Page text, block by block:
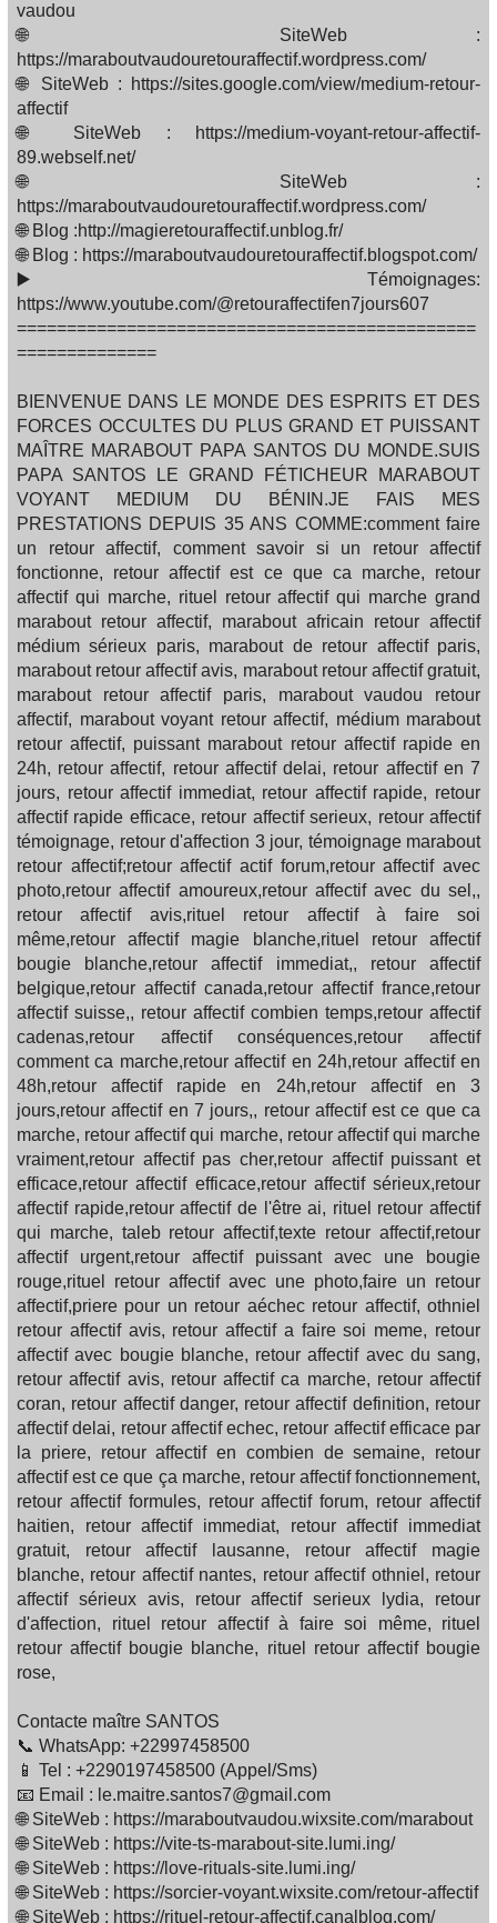
vaudou
🌐 SiteWeb :
https://maraboutvaudouretouraffectif.wordpress.com/
🌐 SiteWeb : https://sites.google.com/view/medium-retour-
affectif
🌐 SiteWeb : https://medium-voyant-retour-affectif-
89.webself.net/
🌐 SiteWeb :
https://maraboutvaudouretouraffectif.wordpress.com/
🌐 Blog :http://magieretouraffectif.unblog.fr/
🌐 Blog : https://maraboutvaudouretouraffectif.blogspot.com/
▶️ Témoignages:
https://www.youtube.com/@retouraffectifen7jours607
==============================================
==============
BIENVENUE DANS LE MONDE DES ESPRITS ET DES
FORCES OCCULTES DU PLUS GRAND ET PUISSANT
MAÎTRE MARABOUT PAPA SANTOS DU MONDE.SUIS
PAPA SANTOS LE GRAND FÉTICHEUR MARABOUT
VOYANT MEDIUM DU BÉNIN.JE FAIS MES
PRESTATIONS DEPUIS 35 ANS COMME:comment faire
un retour affectif, comment savoir si un retour affectif
fonctionne, retour affectif est ce que ca marche, retour
affectif qui marche, rituel retour affectif qui marche grand
marabout retour affectif, marabout africain retour affectif
médium sérieux paris, marabout de retour affectif paris,
marabout retour affectif avis, marabout retour affectif gratuit,
marabout retour affectif paris, marabout vaudou retour
affectif, marabout voyant retour affectif, médium marabout
retour affectif, puissant marabout retour affectif rapide en
24h, retour affectif, retour affectif delai, retour affectif en 7
jours, retour affectif immediat, retour affectif rapide, retour
affectif rapide efficace, retour affectif serieux, retour affectif
témoignage, retour d'affection 3 jour, témoignage marabout
retour affectif;retour affectif actif forum,retour affectif avec
photo,retour affectif amoureux,retour affectif avec du sel,,
retour affectif avis,rituel retour affectif à faire soi
même,retour affectif magie blanche,rituel retour affectif
bougie blanche,retour affectif immediat,, retour affectif
belgique,retour affectif canada,retour affectif france,retour
affectif suisse,, retour affectif combien temps,retour affectif
cadenas,retour affectif conséquences,retour affectif
comment ca marche,retour affectif en 24h,retour affectif en
48h,retour affectif rapide en 24h,retour affectif en 3
jours,retour affectif en 7 jours,, retour affectif est ce que ca
marche, retour affectif qui marche, retour affectif qui marche
vraiment,retour affectif pas cher,retour affectif puissant et
efficace,retour affectif efficace,retour affectif sérieux,retour
affectif rapide,retour affectif de l'être ai, rituel retour affectif
qui marche, taleb retour affectif,texte retour affectif,retour
affectif urgent,retour affectif puissant avec une bougie
rouge,rituel retour affectif avec une photo,faire un retour
affectif,priere pour un retour aéchec retour affectif, othniel
retour affectif avis, retour affectif a faire soi meme, retour
affectif avec bougie blanche, retour affectif avec du sang,
retour affectif avis, retour affectif ca marche, retour affectif
coran, retour affectif danger, retour affectif definition, retour
affectif delai, retour affectif echec, retour affectif efficace par
la priere, retour affectif en combien de semaine, retour
affectif est ce que ça marche, retour affectif fonctionnement,
retour affectif formules, retour affectif forum, retour affectif
haitien, retour affectif immediat, retour affectif immediat
gratuit, retour affectif lausanne, retour affectif magie
blanche, retour affectif nantes, retour affectif othniel, retour
affectif sérieux avis, retour affectif serieux lydia, retour
d'affection, rituel retour affectif à faire soi même, rituel
retour affectif bougie blanche, rituel retour affectif bougie
rose,
Contacte maître SANTOS
📞 WhatsApp: +22997458500
📱 Tel : +2290197458500 (Appel/Sms)
📧 Email : le.maitre.santos7@gmail.com
🌐 SiteWeb : https://maraboutvaudou.wixsite.com/marabout
🌐 SiteWeb : https://vite-ts-marabout-site.lumi.ing/
🌐 SiteWeb : https://love-rituals-site.lumi.ing/
🌐 SiteWeb : https://sorcier-voyant.wixsite.com/retour-affectif
🌐 SiteWeb : https://rituel-retour-affectif.canalblog.com/